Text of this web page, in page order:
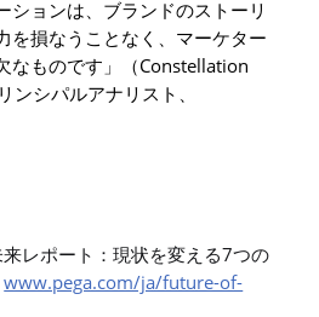
ションは、ブランドのストーリ
を損なうことなく、マーケター
なものです」（Constellation
ンシパルアナリスト、
レポート：現状を変える7つの
www.pega.com/ja/future-of-